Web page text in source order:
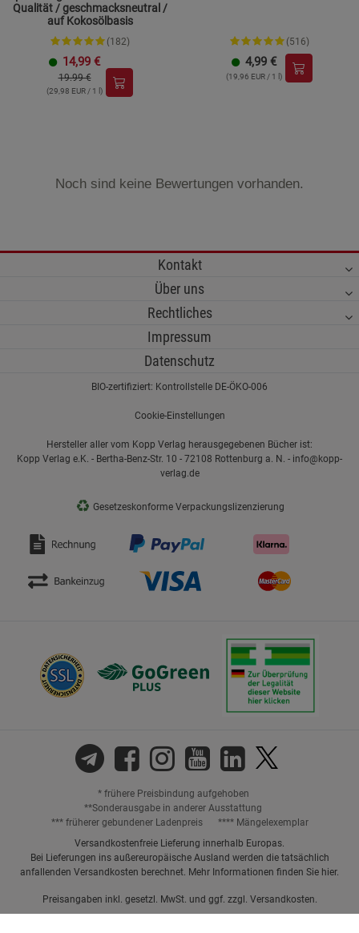
Qualität / geschmacksneutral /
auf Kokosölbasis
(182)
14,99 €
19.99 €
(29,98 EUR / 1 l)
(516)
4,99 €
(19,96 EUR / 1 l)
Noch sind keine Bewertungen vorhanden.
Kontakt
Über uns
Rechtliches
Impressum
Datenschutz
BIO-zertifiziert: Kontrollstelle DE-ÖKO-006
Cookie-Einstellungen
Hersteller aller vom Kopp Verlag herausgegebenen Bücher ist:
Kopp Verlag e.K. - Bertha-Benz-Str. 10 - 72108 Rottenburg a. N. - info@kopp-
verlag.de
♻ Gesetzeskonforme Verpackungslizenzierung
* frühere Preisbindung aufgehoben
**Sonderausgabe in anderer Ausstattung
*** früherer gebundener Ladenpreis
**** Mängelexemplar
Versandkostenfreie Lieferung innerhalb Europas.
Bei Lieferungen ins außereuropäische Ausland werden die tatsächlich
anfallenden Versandkosten berechnet. Mehr Informationen finden Sie hier.
Preisangaben inkl. gesetzl. MwSt. und ggf. zzgl. Versandkosten.